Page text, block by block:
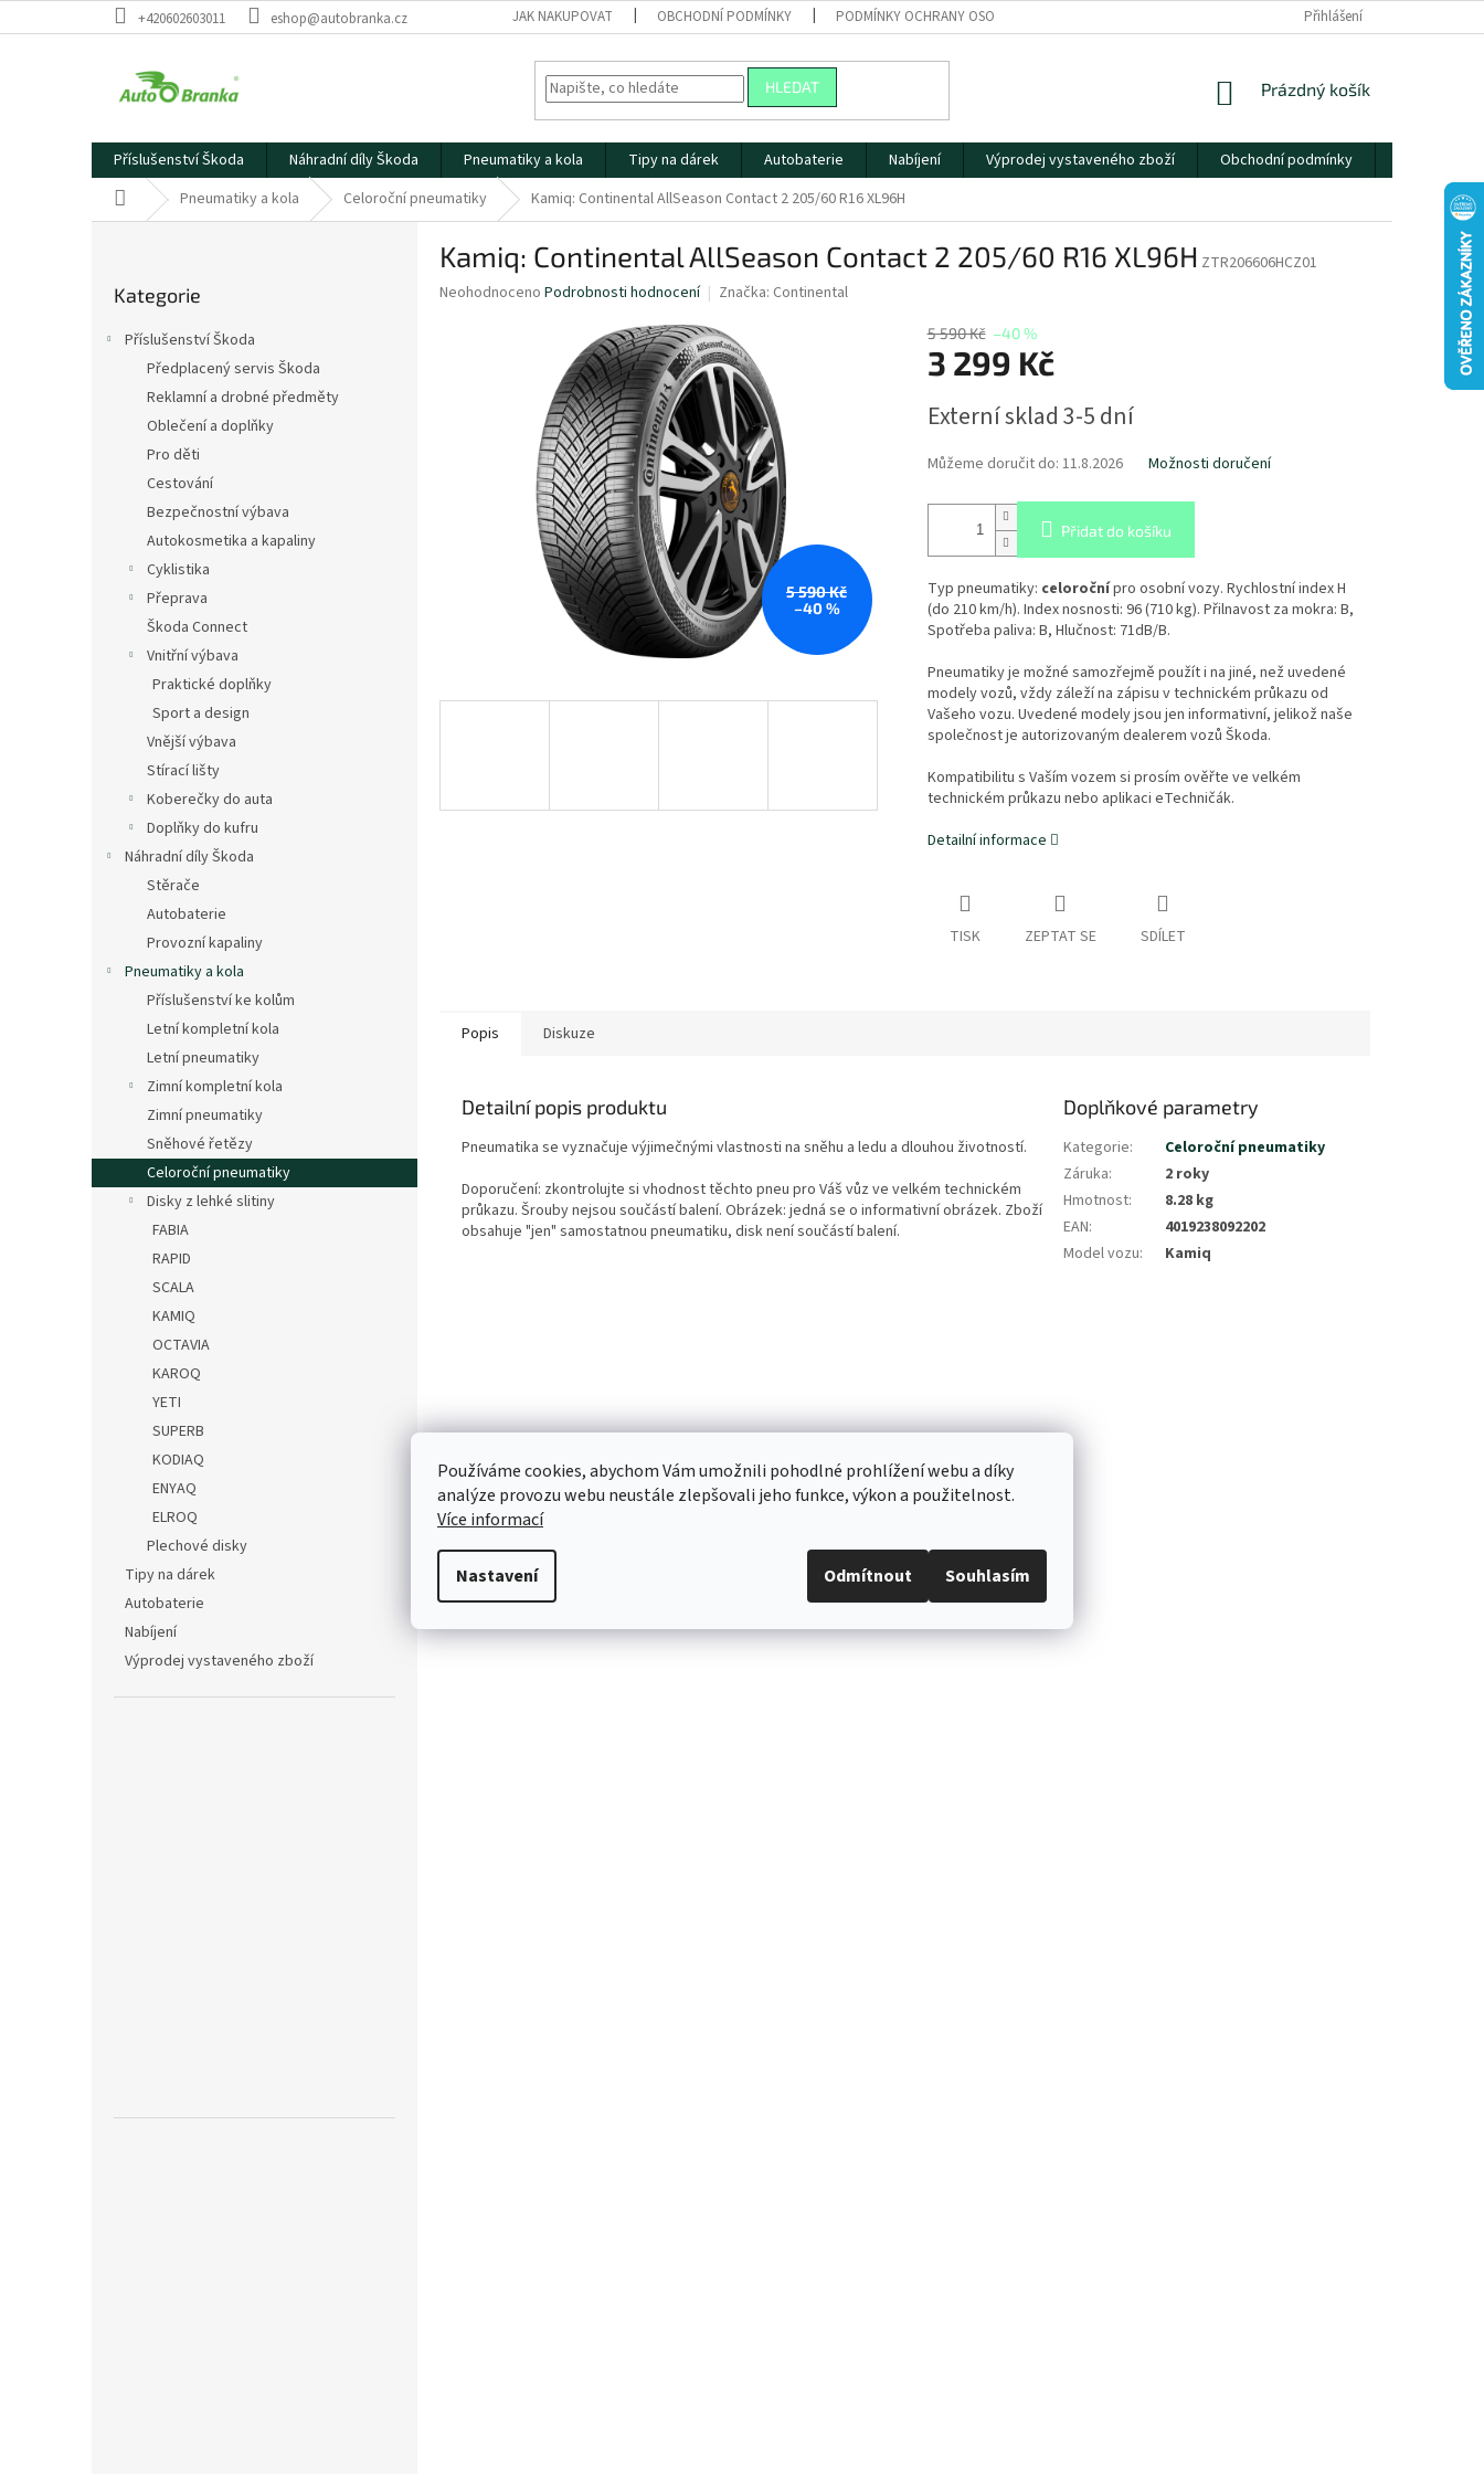
Používáme cookies, abychom Vám umožnili pohodlné prohlížení webu a díky
analýze provozu webu neustále zlepšovali jeho funkce, výkon a použitelnost.
Více informací
Nastavení Odmítnout Souhlasím
na
+420602603011 eshop@autobranka.cz JAK NAKUPOVAT OBCHODNÍ PODMÍNKY PODMÍNKY OCHRANY OSOBNÍCH ÚDAJŮ Přihlášení
HLEDAT
NÁKUPNÍ
Prázdný košík
Příslušenství Škoda Náhradní díly Škoda Pneumatiky a kola Tipy na dárek Autobaterie Nabíjení Výprodej vystaveného zboží Obchodní podmínky
Domů Pneumatiky a kola Celoroční pneumatiky Kamiq: Continental AllSeason Contact 2 205/60 R16 XL96H
kategorie
Kategorie
Příslušenství Škoda
Předplacený servis Škoda
Reklamní a drobné předměty
Oblečení a doplňky
Pro děti
Cestování
Bezpečnostní výbava
Autokosmetika a kapaliny
Cyklistika
Přeprava
Škoda Connect
Vnitřní výbava
Praktické doplňky
Sport a design
Vnější výbava
Stírací lišty
Koberečky do auta
Doplňky do kufru
Náhradní díly Škoda
Stěrače
Autobaterie
Provozní kapaliny
Pneumatiky a kola
Příslušenství ke kolům
Letní kompletní kola
Letní pneumatiky
Zimní kompletní kola
Zimní pneumatiky
Sněhové řetězy
Celoroční pneumatiky
Disky z lehké slitiny
FABIA
RAPID
SCALA
KAMIQ
OCTAVIA
KAROQ
YETI
SUPERB
KODIAQ
ENYAQ
ELROQ
Plechové disky
Tipy na dárek
Autobaterie
Nabíjení
Výprodej vystaveného zboží
Kamiq: Continental AllSeason Contact 2 205/60 R16 XL96H ZTR206606HCZ01
Průměrné
Neohodnoceno Podrobnosti hodnocení Značka: Continental
5 590 Kč
–40 %
5 590 Kč –40 %
3 299 Kč
cena:
Externí sklad 3-5 dní
Můžeme doručit do: 11.8.2026 Možnosti doručení
Přidat do košíku
Typ pneumatiky: celoročnípro osobní vozy. Rychlostní index H
(do 210 km/h). Index nosnosti: 96 (710 kg). Přilnavost za mokra: B,
Spotřeba paliva: B, Hlučnost: 71dB/B.
Pneumatiky je možné samozřejmě použít i na jiné, než uvedené
modely vozů, vždy záleží na zápisu v technickém průkazu od
Vašeho vozu. Uvedené modely jsou jen informativní, jelikož naše
společnost je autorizovaným dealerem vozů Škoda.
Kompatibilitu s Vaším vozem si prosím ověřte ve velkém
technickém průkazu nebo aplikaci eTechničák.
Detailní informace
TISK ZEPTAT SE SDÍLET
Popis Diskuze
Detailní popis produktu
Pneumatika se vyznačuje výjimečnými vlastnosti na sněhu a ledu a dlouhou životností.
Doporučení: zkontrolujte si vhodnost těchto pneu pro Váš vůz ve velkém technickém
průkazu. Šrouby nejsou součástí balení. Obrázek: jedná se o informativní obrázek. Zboží
obsahuje "jen" samostatnou pneumatiku, disk není součástí balení.
Doplňkové parametry
Kategorie:
Celoroční pneumatiky
Záruka:
2 roky
Hmotnost:
8.28 kg
EAN:
4019238092202
Model vozu: Kamiq